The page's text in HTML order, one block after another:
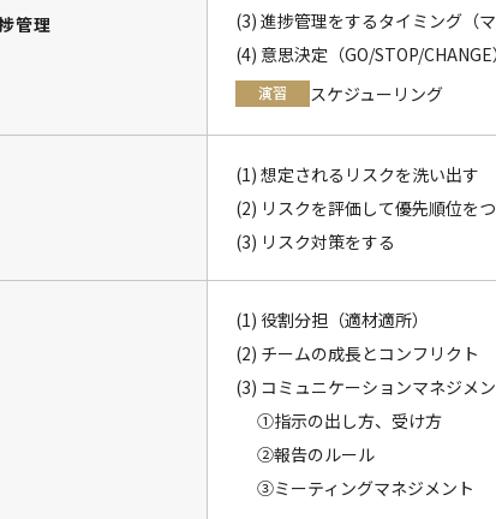
管理
(3) 進捗管理をするタイミング（
(4) 意思決定（GO/STOP/CHANGE）
演習 スケジューリング
(1) 想定されるリスクを洗い出す
(2) リスクを評価して優先順位を
(3) リスク対策をする
(1) 役割分担（適材適所）
(2) チームの成長とコンフリクト
(3) コミュニケーションマネジメ
①指示の出し方、受け方
②報告のルール
③ミーティングマネジメント